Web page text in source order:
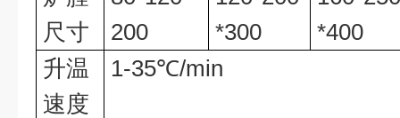
尺寸
200
*300
*400
升温
速度
1-35℃/min